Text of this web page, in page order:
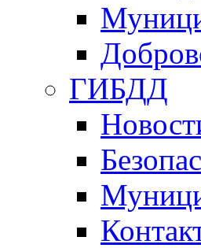
ГИБДД